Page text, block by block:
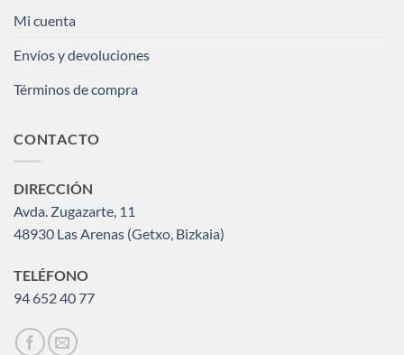
Mi cuenta
Envíos y devoluciones
Términos de compra
CONTACTO
DIRECCIÓN
Avda. Zugazarte, 11
48930 Las Arenas (Getxo, Bizkaia)
TELÉFONO
94 652 40 77